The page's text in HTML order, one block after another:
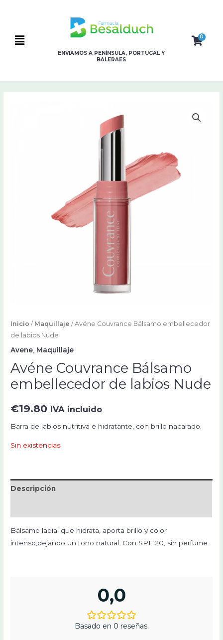
Flyout
ENVIAMOS A PENÍNSULA, PORTUGAL Y
BALERAES
0
Inicio / Maquillaje / Avéne Couvrance Bálsamo embellecedor
de labios Nude
Avene Maquillaje
Avéne Couvrance Bálsamo
embellecedor de labios Nude
€19.80 IVA incluido
Barra de labios nutritiva e hidratante, con brillo nacarado.
Sin existencias
Descripción
Bálsamo labial que hidrata, aporta brillo y color
intenso,dejando un tono natural. Con SPF 20, sin perfume.
0,0
Basado en 0 reseñas.